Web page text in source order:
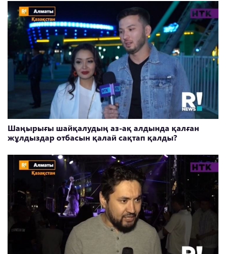
Шаңырығы шайқалудың аз-ақ алдында қалған
жұлдыздар отбасын қалай сақтап қалды?